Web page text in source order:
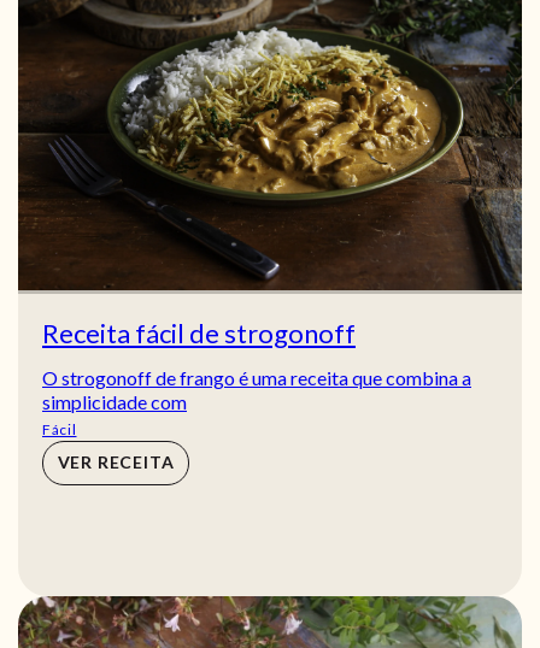
Receita fácil de strogonoff
O strogonoff de frango é uma receita que combina a
simplicidade com
Fácil
VER RECEITA